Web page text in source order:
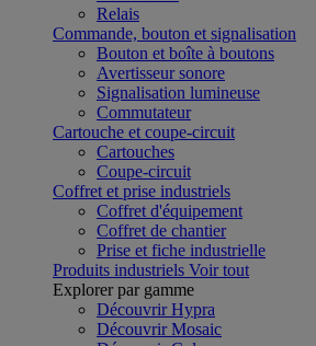
Relais
Commande, bouton et signalisation
Bouton et boîte à boutons
Avertisseur sonore
Signalisation lumineuse
Commutateur
Cartouche et coupe-circuit
Cartouches
Coupe-circuit
Coffret et prise industriels
Coffret d'équipement
Coffret de chantier
Prise et fiche industrielle
Produits industriels Voir tout
Explorer par gamme
Découvrir Hypra
Découvrir Mosaic